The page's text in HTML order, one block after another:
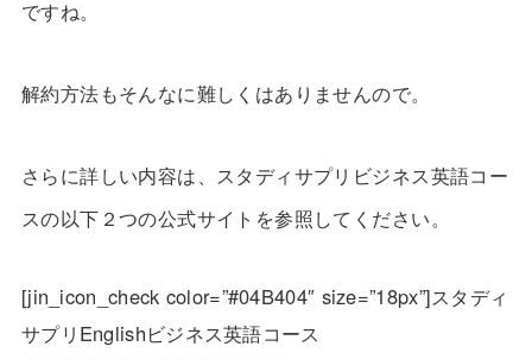
ですね。
解約方法もそんなに難しくはありませんので。
さらに詳しい内容は、スタディサプリビジネス英語コー
スの以下２つの公式サイトを参照してください。
[jin_icon_check color=”#04B404″ size=”18px”]スタディ
サプリEnglishビジネス英語コース